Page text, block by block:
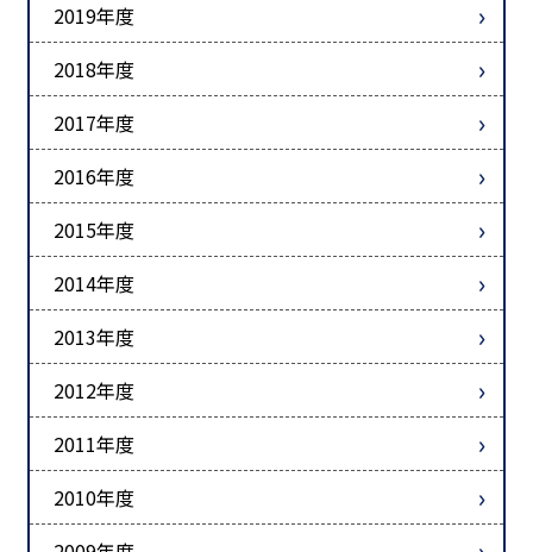
2019年度
2018年度
2017年度
2016年度
2015年度
2014年度
2013年度
2012年度
2011年度
2010年度